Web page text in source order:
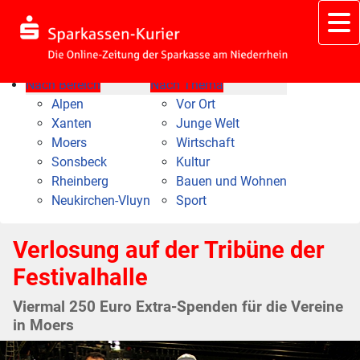
Nach Bereich
Alpen
Xanten
Moers
Sonsbeck
Rheinberg
Neukirchen-Vluyn
Nach Thema
Vor Ort
Junge Welt
Wirtschaft
Kultur
Bauen und Wohnen
Sport
Verlosung auf der Tribüne der
Festivalhalle
Viermal 250 Euro Extra-Spenden für die Vereine
in Moers